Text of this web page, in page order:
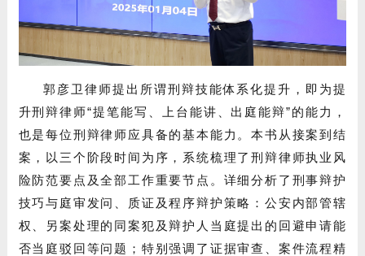
郭彦卫律师提出所谓刑辩技能体系化提升，即为提
升刑辩律师“提笔能写、上台能讲、出庭能辩”的能力，
也是每位刑辩律师应具备的基本能力。本书从接案到结
案，以三个阶段时间为序，系统梳理了刑辩律师执业风
险防范要点及全部工作重要节点。详细分析了刑事辩护
技巧与庭审发问、质证及程序辩护策略：公安内部管辖
权、另案处理的同案犯及辩护人当庭提出的回避申请能
否当庭驳回等问题；特别强调了证据审查、案件流程精